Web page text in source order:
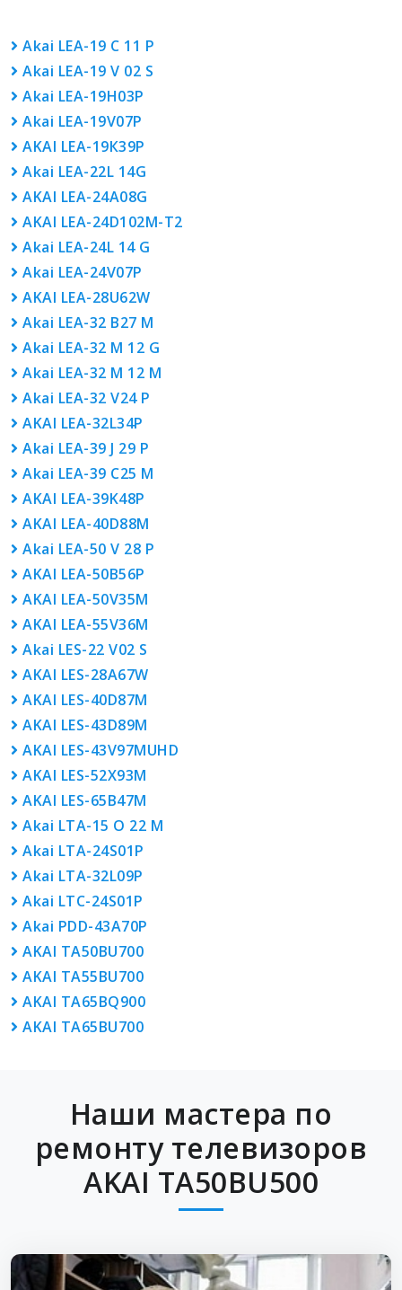
Akai LEA-19 C 11 P
Akai LEA-19 V 02 S
Akai LEA-19H03P
Akai LEA-19V07P
AKAI LEA-19К39P
Akai LEA-22L 14G
AKAI LEA-24A08G
AKAI LEA-24D102M-T2
Akai LEA-24L 14 G
Akai LEA-24V07P
AKAI LEA-28U62W
Akai LEA-32 B27 M
Akai LEA-32 M 12 G
Akai LEA-32 M 12 M
Akai LEA-32 V24 P
AKAI LEA-32L34P
Akai LEA-39 J 29 P
Akai LEA-39 С25 М
AKAI LEA-39K48P
AKAI LEA-40D88M
Akai LEA-50 V 28 P
AKAI LEA-50B56P
AKAI LEA-50V35M
AKAI LEA-55V36M
Akai LES-22 V02 S
AKAI LES-28A67W
AKAI LES-40D87M
AKAI LES-43D89M
AKAI LES-43V97MUHD
AKAI LES-52X93M
AKAI LES-65B47M
Akai LTA-15 O 22 M
Akai LTA-24S01P
Akai LTA-32L09P
Akai LTC-24S01P
Akai PDD-43A70P
AKAI TA50BU700
AKAI TA55BU700
AKAI TA65BQ900
AKAI TA65BU700
Наши мастера по
ремонту телевизоров
AKAI TA50BU500